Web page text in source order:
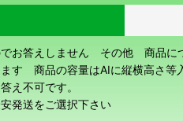
でお答えしません その他 商品に
す 商品の容量はAIに縦横高さ等
え不可です。
発送をご選択下さい